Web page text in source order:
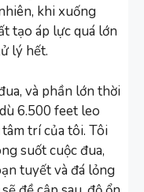
khi xuống
tạo áp lực quá lớn
lý hết.
và phần lớn thời
6.500 feet leo
trí của tôi. Tôi
suốt cuộc đua,
tuyết và đá lỏng